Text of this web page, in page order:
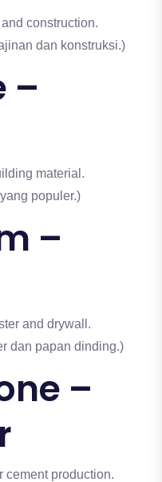
construction.
dan konstruksi.)
–
material.
populer.)
–
and drywall.
dan papan dinding.)
–
cement production.